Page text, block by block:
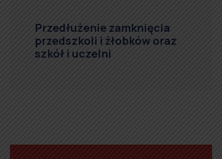
Przedłużenie zamknięcia
przedszkoli i żłobków oraz
szkół i uczelni